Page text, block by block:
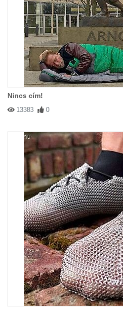
Nincs cím!
13383 0